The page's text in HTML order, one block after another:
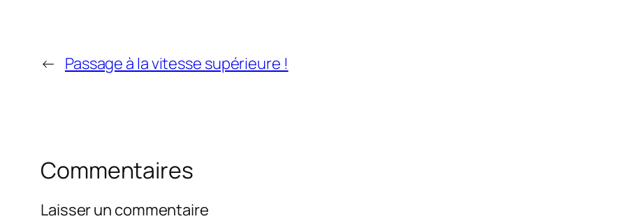
← Passage à la vitesse supérieure !
Commentaires
Laisser un commentaire